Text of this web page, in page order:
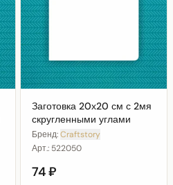
Заготовка 20х20 см с 2мя
скругленными углами
Бренд:Craftstory
Арт.: 522050
74 ₽